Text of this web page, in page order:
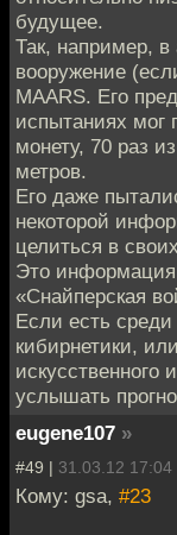
будущее.
Так, например,
вооружение
MAARS. Его
испытаниях мог
монету, 70 раз
метров.
Его даже
некоторой
целиться в
Это
«Снайперская
Если есть
кибирнетики,
искусственного
услышать
eugene107 »
#49 | 31.03.12 17:04
Кому: gsa, #23